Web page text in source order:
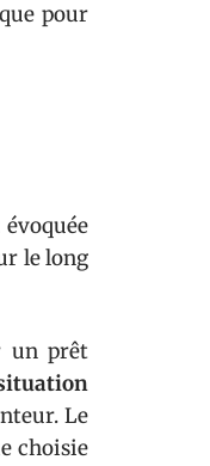
pour
le long
un prêt
Le
choisie